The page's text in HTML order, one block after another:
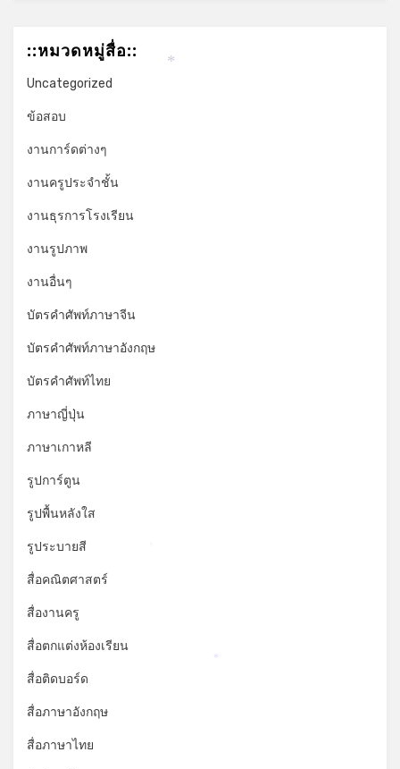
::หมวดหมู่สื่อ::
Uncategorized
ข้อสอบ
งานการ์ดต่างๆ
งานครูประจำชั้น
งานธุรการโรงเรียน
งานรูปภาพ
งานอื่นๆ
บัตรคำศัพท์ภาษาจีน
บัตรคำศัพท์ภาษาอังกฤษ
บัตรคำศัพท์ไทย
ภาษาญี่ปุ่น
ภาษาเกาหลี
รูปการ์ตูน
รูปพื้นหลังใส
รูประบายสี
สื่อคณิตศาสตร์
สื่องานครู
สื่อตกแต่งห้องเรียน
สื่อติดบอร์ด
สื่อภาษาอังกฤษ
สื่อภาษาไทย